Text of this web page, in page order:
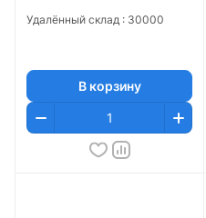
Удалённый склад : 30000
В корзину